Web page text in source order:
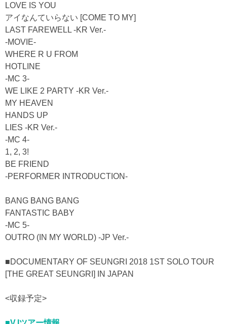
LOVE IS YOU
アイなんていらない [COME TO MY]
LAST FAREWELL -KR Ver.-
-MOVIE-
WHERE R U FROM
HOTLINE
-MC 3-
WE LIKE 2 PARTY -KR Ver.-
MY HEAVEN
HANDS UP
LIES -KR Ver.-
-MC 4-
1, 2, 3!
BE FRIEND
-PERFORMER INTRODUCTION-
BANG BANG BANG
FANTASTIC BABY
-MC 5-
OUTRO (IN MY WORLD) -JP Ver.-
■DOCUMENTARY OF SEUNGRI 2018 1ST SOLO TOUR
[THE GREAT SEUNGRI] IN JAPAN
<収録予定>